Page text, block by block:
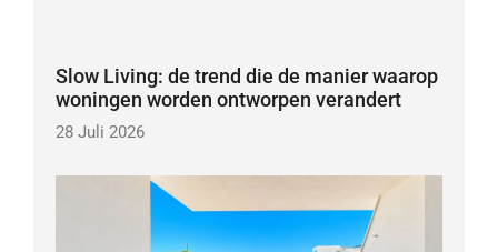
Slow Living: de trend die de manier waarop
woningen worden ontworpen verandert
28 Juli 2026